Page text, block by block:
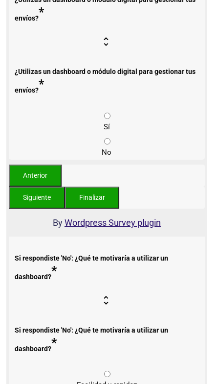
envíos?*
¿Utilizas un dashboard o módulo digital para gestionar tus
envíos?*
Sí
No
ByWordpress Survey plugin
Si respondiste 'No': ¿Qué te motivaría a utilizar un
dashboard?*
Si respondiste 'No': ¿Qué te motivaría a utilizar un
dashboard?*